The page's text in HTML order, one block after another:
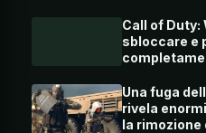
Call of Duty:
sbloccare e
Una fuga
rivela
la rimozione